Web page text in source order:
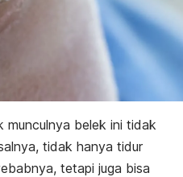
munculnya belek ini tidak
tidak hanya tidur
tetapi juga bisa